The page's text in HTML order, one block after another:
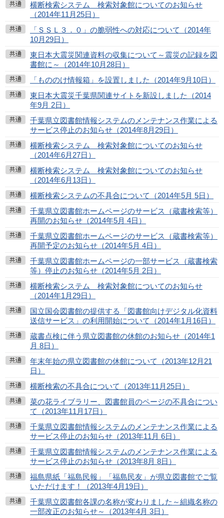
横断検索システム 検索対象館についてのお知らせ
（2014年11月25日）
「ＳＳＬ３．０」の脆弱性への対応について（2014年
10月29日）
東日本大震災関連資料の収集について～震災の記録を図
書館に～（2014年10月28日）
「もののけ情報箱」を設置しました（2014年9月10日）
東日本大震災千葉県関連サイトを新設しました（2014
年9月 2日）
千葉県立図書館情報システムのメンテナンス作業による
サービス停止のお知らせ（2014年8月29日）
横断検索システム 検索対象館についてのお知らせ
（2014年6月27日）
横断検索システム 検索対象館についてのお知らせ
（2014年6月13日）
横断検索システムの不具合について（2014年5月 5日）
千葉県立図書館ホームページのサービス（蔵書検索等）
再開のお知らせ（2014年5月 4日）
千葉県立図書館ホームページのサービス（蔵書検索等）
再開予定のお知らせ（2014年5月 4日）
千葉県立図書館ホームページの一部サービス（蔵書検索
等）停止のお知らせ（2014年5月 2日）
横断検索システム 検索対象館についてのお知らせ
（2014年1月29日）
国立国会図書館の提供する「図書館向けデジタル化資料
送信サービス」の利用開始について（2014年1月16日）
蔵書点検に伴う県立図書館の休館のお知らせ（2014年1
月 8日）
年末年始の県立図書館の休館について（2013年12月21
日）
横断検索の不具合について（2013年11月25日）
菜の花ライブラリー、図書館員のページの不具合につい
て（2013年11月17日）
千葉県立図書館情報システムのメンテナンス作業による
サービス停止のお知らせ（2013年11月 6日）
千葉県立図書館情報システムのメンテナンス作業による
サービス停止のお知らせ（2013年8月 8日）
福島県紙「福島民報」「福島民友」が県立図書館でご覧
いただけます！（2013年4月19日）
千葉県立図書館各課の名称が変わりました～組織名称の
一部改正のお知らせ～（2013年4月 3日）